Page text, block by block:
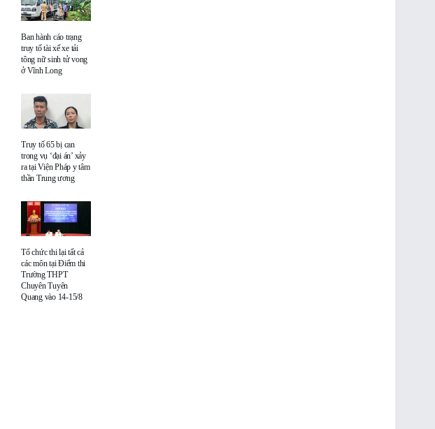
Ban hành cáo trạng
truy tố tài xế xe tải
tông nữ sinh tử vong
ở Vĩnh Long
Truy tố 65 bị can
trong vụ ‘đại án’ xảy
ra tại Viện Pháp y tâm
thần Trung ương
Tổ chức thi lại tất cả
các môn tại Điểm thi
Trường THPT
Chuyên Tuyên
Quang vào 14-15/8